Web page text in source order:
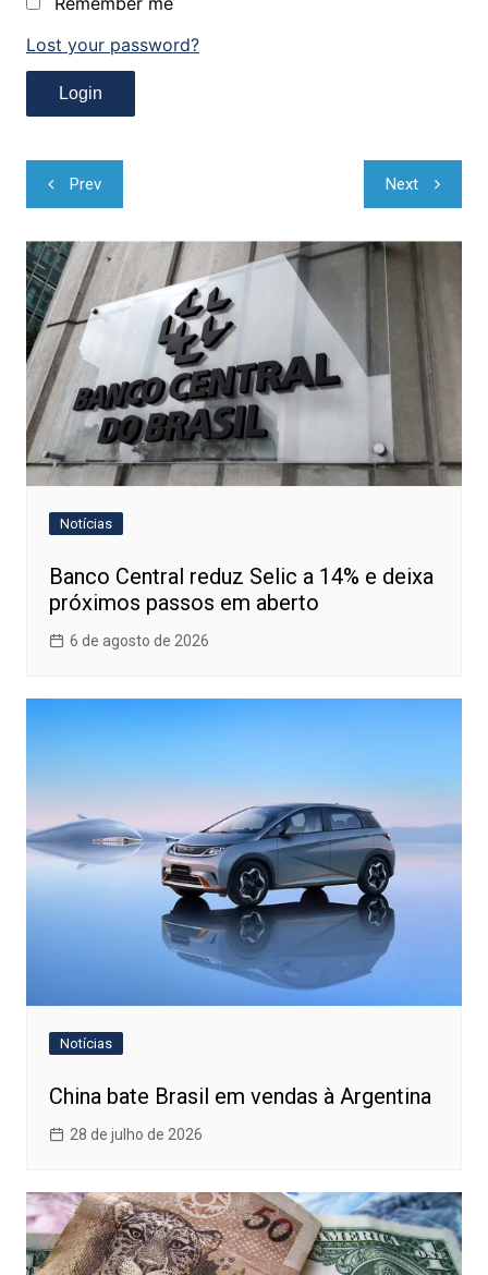
Lost your password?
Navegação
de
Post
Prev Next
Notícias
Banco Central reduz Selic a 14% e deixa
próximos passos em aberto
6 de agosto de 2026
Notícias
China bate Brasil em vendas à Argentina
28 de julho de 2026